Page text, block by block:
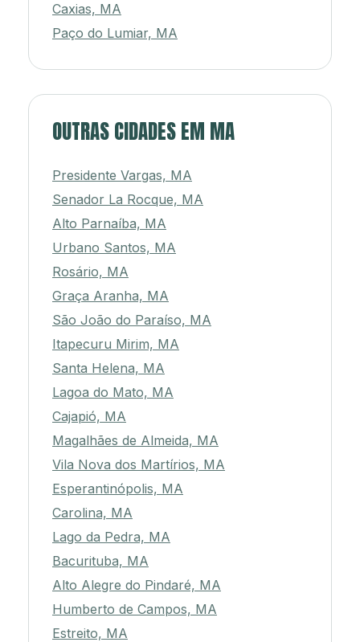
Caxias, MA
Paço do Lumiar, MA
OUTRAS CIDADES EM MA
Presidente Vargas, MA
Senador La Rocque, MA
Alto Parnaíba, MA
Urbano Santos, MA
Rosário, MA
Graça Aranha, MA
São João do Paraíso, MA
Itapecuru Mirim, MA
Santa Helena, MA
Lagoa do Mato, MA
Cajapió, MA
Magalhães de Almeida, MA
Vila Nova dos Martírios, MA
Esperantinópolis, MA
Carolina, MA
Lago da Pedra, MA
Bacurituba, MA
Alto Alegre do Pindaré, MA
Humberto de Campos, MA
Estreito, MA